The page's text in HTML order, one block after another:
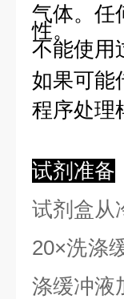
气体。任
性。
不能使用
如果可能
程序处理
试剂准备
试剂盒从
20×洗涤
涤缓冲液